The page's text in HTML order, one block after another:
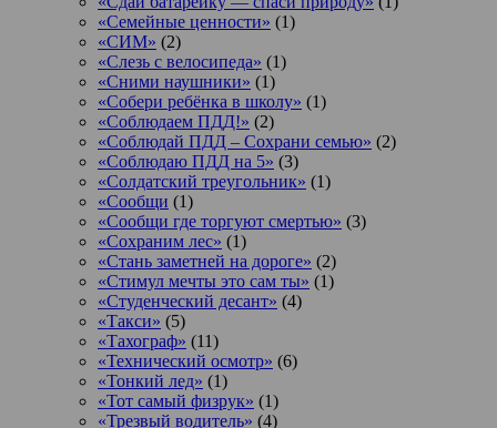
«Семейные ценности» (1)
«СИМ» (2)
«Слезь с велосипеда» (1)
«Сними наушники» (1)
«Собери ребёнка в школу» (1)
«Соблюдаем ПДД!» (2)
«Соблюдай ПДД – Сохрани семью» (2)
«Соблюдаю ПДД на 5» (3)
«Солдатский треугольник» (1)
«Сообщи (1)
«Сообщи где торгуют смертью» (3)
«Сохраним лес» (1)
«Стань заметней на дороге» (2)
«Стимул мечты это сам ты» (1)
«Студенческий десант» (4)
«Такси» (5)
«Тахограф» (11)
«Технический осмотр» (6)
«Тонкий лед» (1)
«Тот самый физрук» (1)
«Трезвый водитель» (4)